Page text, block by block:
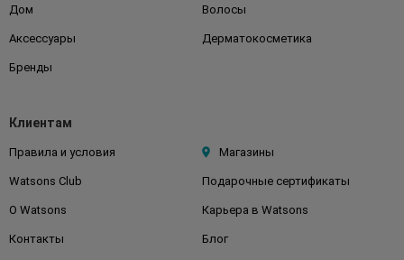
Дом Волосы
Аксессуары Дерматокосметика
Бренды
Клиентам
Правила и условия Магазины
Watsons Club Подарочные сертификаты
О Watsons Карьера в Watsons
Контакты Блог